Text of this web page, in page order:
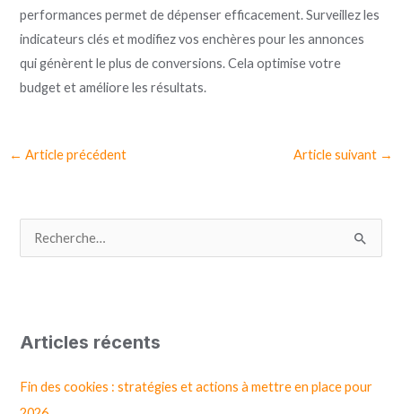
performances permet de dépenser efficacement. Surveillez les
indicateurs clés et modifiez vos enchères pour les annonces
qui génèrent le plus de conversions. Cela optimise votre
budget et améliore les résultats.
← Article précédent Article suivant →
e
Articles récents
Fin des cookies : stratégies et actions à mettre en place pour